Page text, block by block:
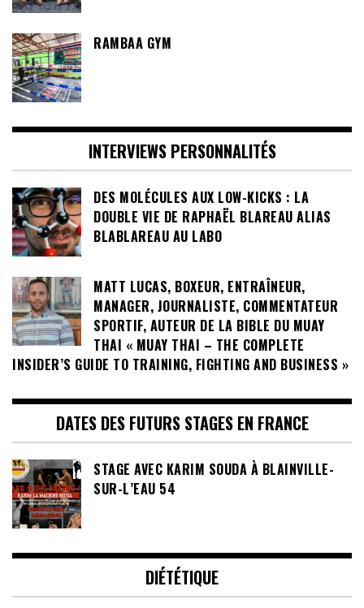
RAMBAA GYM
INTERVIEWS PERSONNALITÉS
DES MOLÉCULES AUX LOW-KICKS : LA
DOUBLE VIE DE RAPHAËL BLAREAU ALIAS
BLABLAREAU AU LABO
MATT LUCAS, BOXEUR, ENTRAÎNEUR,
MANAGER, JOURNALISTE, COMMENTATEUR
SPORTIF, AUTEUR DE LA BIBLE DU MUAY
THAI « MUAY THAI – THE COMPLETE
INSIDER’S GUIDE TO TRAINING, FIGHTING AND BUSINESS »
DATES DES FUTURS STAGES EN FRANCE
STAGE AVEC KARIM SOUDA À BLAINVILLE-
SUR-L’EAU 54
DIÉTÉTIQUE